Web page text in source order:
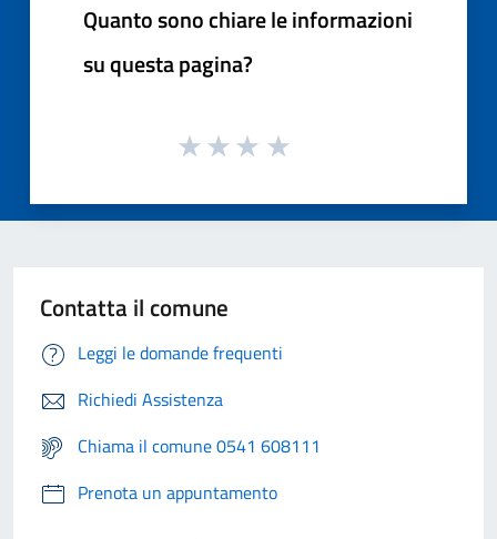
Quanto sono chiare le informazioni
su questa pagina?
Contatta il comune
Leggi le domande frequenti
Richiedi Assistenza
Chiama il comune 0541 608111
Prenota un appuntamento